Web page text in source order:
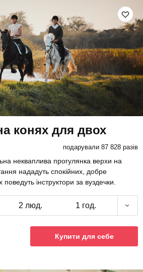
конях для двох
подарували 87 828 разів
некваплива прогулянка верхи на
нададуть спокійних, добре
інструктори за вуздечки.
2 люд. 1 год.
Купити для себе